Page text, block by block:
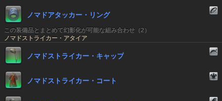
ノマドアタッカー・リング
この装備品とまとめて幻影化が可能な組み合わせ（2）
ノマドストライカー・アタイア
ノマドストライカー・キャップ
ノマドストライカー・コート